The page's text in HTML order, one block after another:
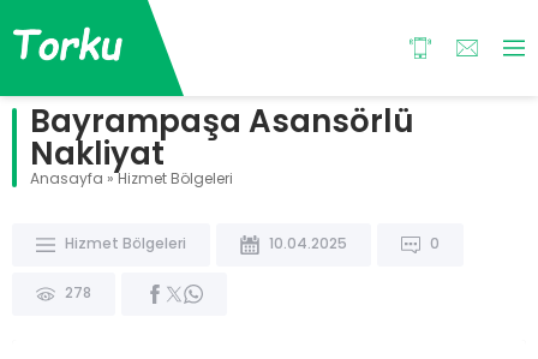
Bayrampaşa Asansörlü
Nakliyat
Anasayfa » Hizmet Bölgeleri
Hizmet Bölgeleri 10.04.2025 0
278